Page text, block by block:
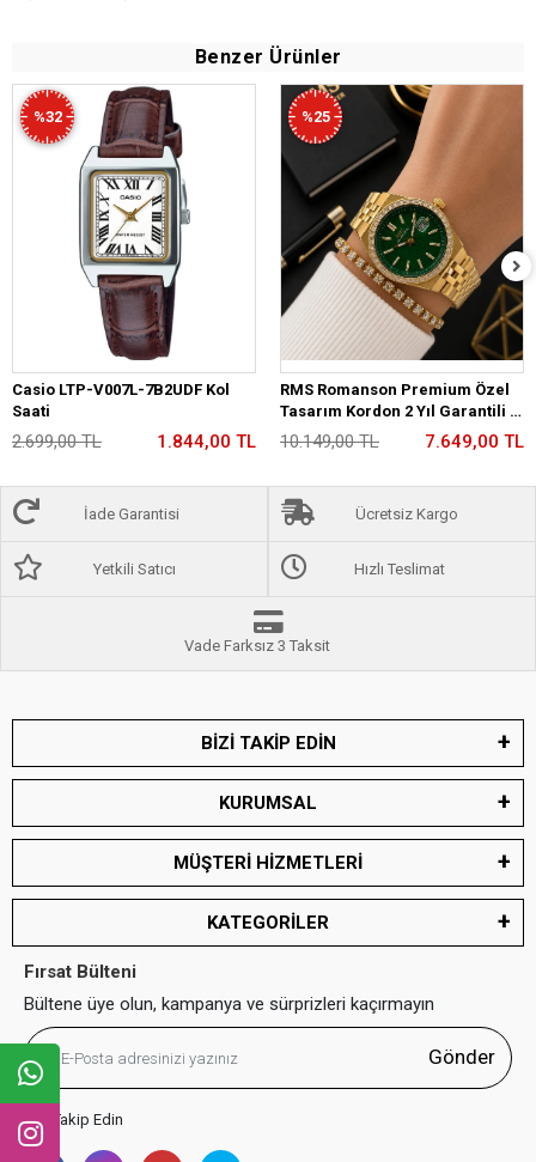
Benzer Ürünler
%32
Casio LTP-V007L-7B2UDF Kol
Saati
2.699,00 TL 1.844,00 TL
%25
RMS Romanson Premium Özel
Tasarım Kordon 2 Yıl Garantili 5
Atm Kadın Kol Saati+Bileklik
A2175.29
10.149,00 TL 7.649,00 TL
İade Garantisi Ücretsiz Kargo
Yetkili Satıcı Hızlı Teslimat
Vade Farksız 3 Taksit
BİZİ TAKİP EDİN
KURUMSAL
MÜŞTERİ HİZMETLERİ
KATEGORİLER
Fırsat Bülteni
Bültene üye olun, kampanya ve sürprizleri kaçırmayın
Gönder
Bizi Takip Edin